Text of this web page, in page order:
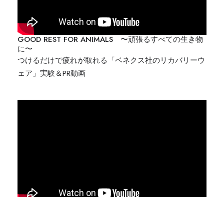
GOOD REST FOR ANIMALS 〜頑張るすべての生き物
に〜
つけるだけで疲れが取れる「ベネクス社のリカバリーウ
ェア」実験＆PR動画